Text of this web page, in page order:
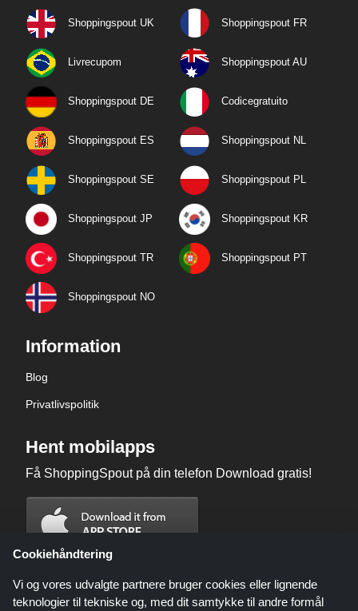
Shoppingspout UK Shoppingspout FR
Livrecupom Shoppingspout AU
Shoppingspout DE Codicegratuito
Shoppingspout ES Shoppingspout NL
Shoppingspout SE Shoppingspout PL
Shoppingspout JP Shoppingspout KR
Shoppingspout TR Shoppingspout PT
Shoppingspout NO
Information
Blog
Privatlivspolitik
Hent mobilapps
Få ShoppingSpout på din telefon Download gratis!
Cookiehåndtering
Vi og vores udvalgte partnere bruger cookies eller lignende
teknologier til tekniske og, med dit samtykke til andre formål